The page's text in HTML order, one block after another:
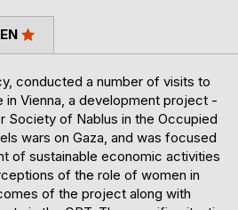
conducted a number of visits to
in Vienna, a development project -
Society of Nablus in the Occupied
wars on Gaza, and was focused
of sustainable economic activities
of the role of women in
of the project along with